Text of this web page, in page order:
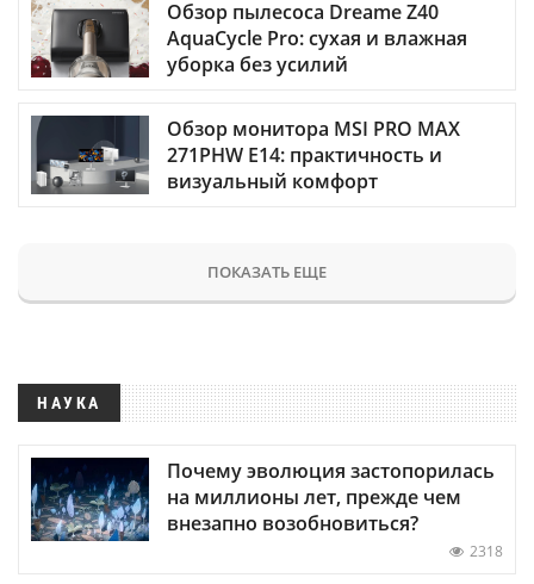
Обзор пылесоса Dreame Z40
AquaCycle Pro: сухая и влажная
уборка без усилий
Обзор монитора MSI PRO MAX
271PHW E14: практичность и
визуальный комфорт
ПОКАЗАТЬ ЕЩЕ
НАУКА
Почему эволюция застопорилась
на миллионы лет, прежде чем
внезапно возобновиться?
2318